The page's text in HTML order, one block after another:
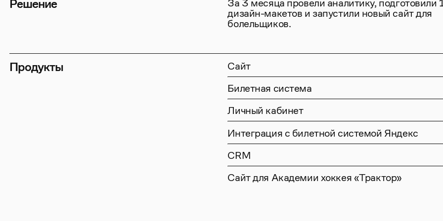
Решение За 3 месяца провели аналитику, подготовили
дизайн-макетов и запустили новый сайт для
болельщиков.
Продукты
Сайт
Билетная система
Личный кабинет
Интеграция с билетной системой Яндекс
CRM
Сайт для Академии хоккея «Трактор»